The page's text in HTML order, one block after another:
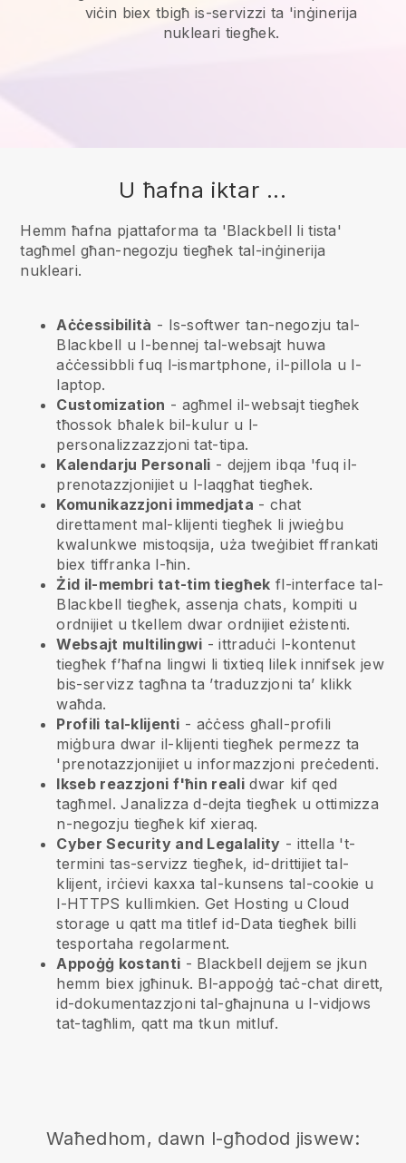
viċin biex tbigħ is-servizzi ta 'inġinerija
nukleari tiegħek.
U ħafna iktar ...
Hemm ħafna pjattaforma ta 'Blackbell li tista'
tagħmel għan-negozju tiegħek tal-inġinerija
nukleari.
Aċċessibilità - Is-softwer tan-negozju tal-
Blackbell u l-bennej tal-websajt huwa
aċċessibbli fuq l-ismartphone, il-pillola u l-
laptop.
Customization - agħmel il-websajt tiegħek
tħossok bħalek bil-kulur u l-
personalizzazzjoni tat-tipa.
Kalendarju Personali - dejjem ibqa 'fuq il-
prenotazzjonijiet u l-laqgħat tiegħek.
Komunikazzjoni immedjata - chat
direttament mal-klijenti tiegħek li jwieġbu
kwalunkwe mistoqsija, uża tweġibiet ffrankati
biex tiffranka l-ħin.
Żid il-membri tat-tim tiegħek fl-interface tal-
Blackbell tiegħek, assenja chats, kompiti u
ordnijiet u tkellem dwar ordnijiet eżistenti.
Websajt multilingwi - ittraduċi l-kontenut
tiegħek f’ħafna lingwi li tixtieq lilek innifsek jew
bis-servizz tagħna ta ’traduzzjoni ta’ klikk
waħda.
Profili tal-klijenti - aċċess għall-profili
miġbura dwar il-klijenti tiegħek permezz ta
'prenotazzjonijiet u informazzjoni preċedenti.
Ikseb reazzjoni f'ħin reali dwar kif qed
tagħmel. Janalizza d-dejta tiegħek u ottimizza
n-negozju tiegħek kif xieraq.
Cyber Security and Legalality - ittella 't-
termini tas-servizz tiegħek, id-drittijiet tal-
klijent, irċievi kaxxa tal-kunsens tal-cookie u
l-HTTPS kullimkien. Get Hosting u Cloud
storage u qatt ma titlef id-Data tiegħek billi
tesportaha regolarment.
Appoġġ kostanti - Blackbell dejjem se jkun
hemm biex jgħinuk. Bl-appoġġ taċ-chat dirett,
id-dokumentazzjoni tal-għajnuna u l-vidjows
tat-tagħlim, qatt ma tkun mitluf.
Waħedhom, dawn l-għodod jiswew: